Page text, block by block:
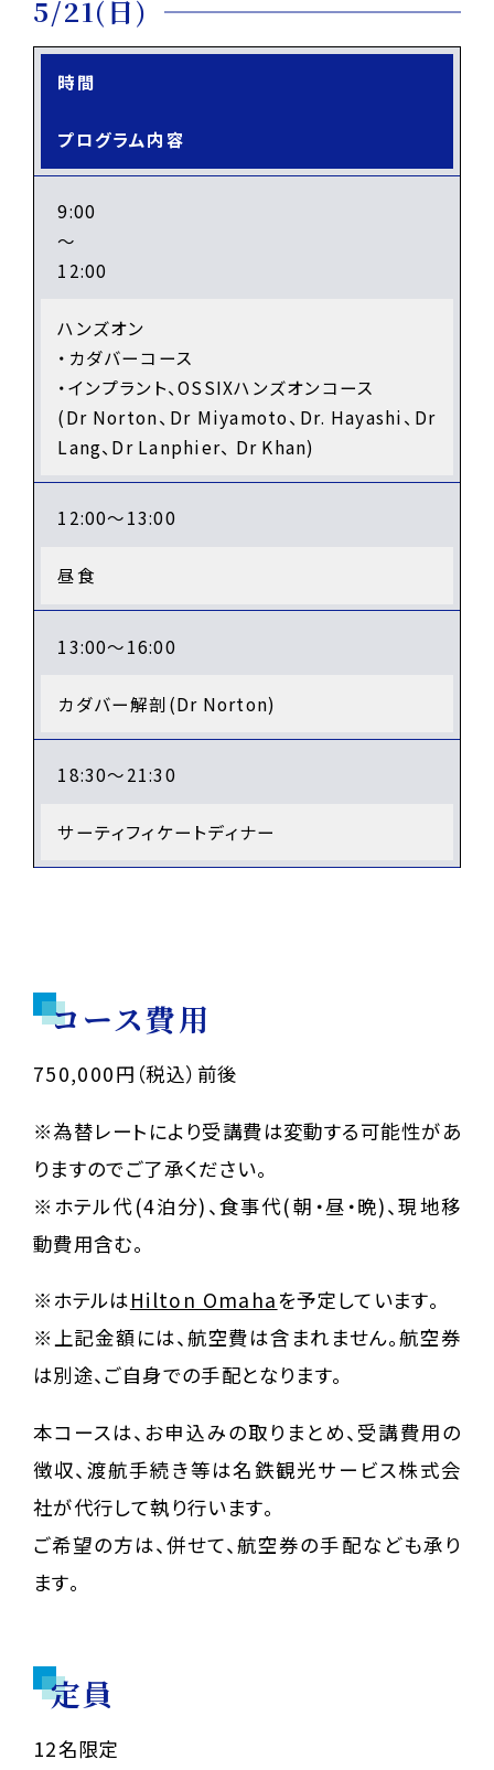
5/21(日)
時間
プログラム内容
9:00
～
12:00
ハンズオン
・カダバーコース
・インプラント、OSSIXハンズオンコース
(Dr Norton、Dr Miyamoto、Dr. Hayashi、Dr
Lang、Dr Lanphier、 Dr Khan)
12:00～13:00
昼食
13:00～16:00
カダバー解剖(Dr Norton)
18:30～21:30
サーティフィケートディナー
コース費用
750,000円（税込）前後
※為替レートにより受講費は変動する可能性があ
りますのでご了承ください。
※ホテル代(4泊分)、食事代(朝・昼・晩)、現地移
動費用含む。
※ホテルはHilton Omahaを予定しています。
※上記金額には、航空費は含まれません。航空券
は別途、ご自身での手配となります。
本コースは、お申込みの取りまとめ、受講費用の
徴収、渡航手続き等は名鉄観光サービス株式会
社が代行して執り行います。
ご希望の方は、併せて、航空券の手配なども承り
ます。
定員
12名限定